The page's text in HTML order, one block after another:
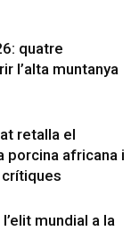
quatre
l’alta muntanya
retalla el
porcina africana i
mundial a la